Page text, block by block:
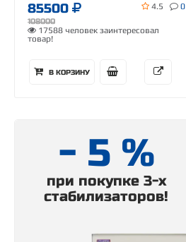
85500
108000
4.5 0
17588 человек заинтересовал
товар!
В КОРЗИНУ
- 5 %
при покупке 3-х
стабилизаторов!